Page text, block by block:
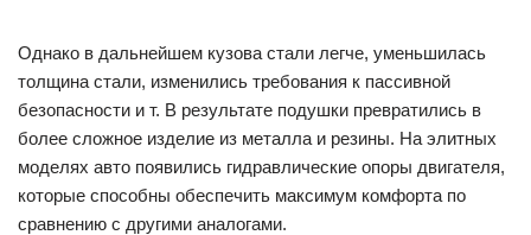
Однако в дальнейшем кузова стали легче, уменьшилась
толщина стали, изменились требования к пассивной
безопасности и т. В результате подушки превратились в
более сложное изделие из металла и резины. На элитных
моделях авто появились гидравлические опоры двигателя,
которые способны обеспечить максимум комфорта по
сравнению с другими аналогами.